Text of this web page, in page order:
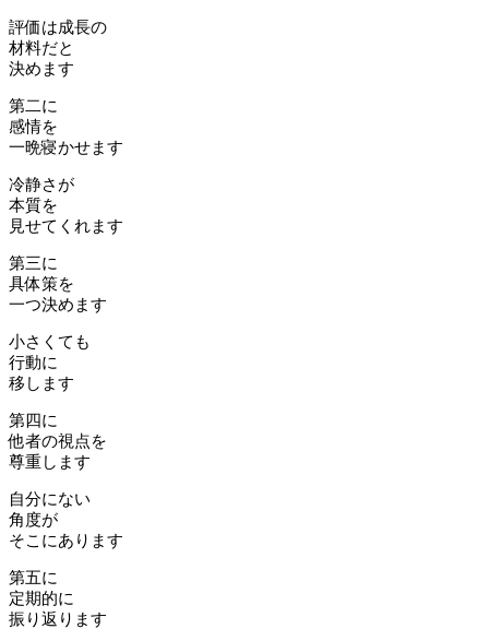
評価は成長の
材料だと
決めます
第二に
感情を
一晩寝かせます
冷静さが
本質を
見せてくれます
第三に
具体策を
一つ決めます
小さくても
行動に
移します
第四に
他者の視点を
尊重します
自分にない
角度が
そこにあります
第五に
定期的に
振り返ります